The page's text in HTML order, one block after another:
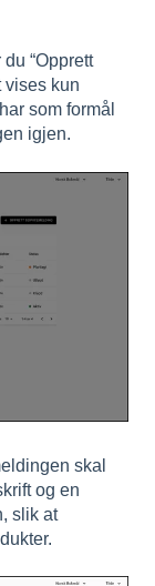
“Opprett
vises kun
som formål
igjen.
skal
og en
slik at